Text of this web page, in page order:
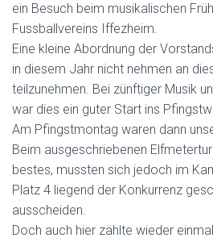
ein Besuch beim musikalischen
Fussballvereins Iffezheim.
Eine kleine Abordnung der
in diesem Jahr nicht nehmen an
teilzunehmen. Bei zünftiger Musik
war dies ein guter Start ins
Am Pfingstmontag waren dann
Beim ausgeschriebenen
bestes, mussten sich jedoch im
Platz 4 liegend der Konkurrenz
ausscheiden.
Doch auch hier zählte wieder